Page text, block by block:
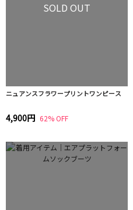
SOLD OUT
ニュアンスフラワープリントワンピース
4,900円 62% OFF